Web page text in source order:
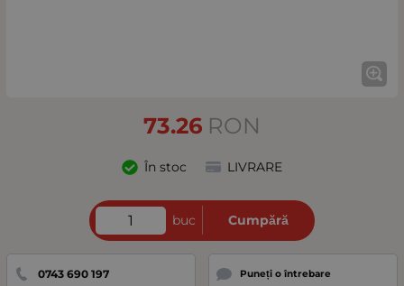
73.26 RON
În stoc LIVRARE
buc Cumpără
0743 690 197 Puneți o întrebare